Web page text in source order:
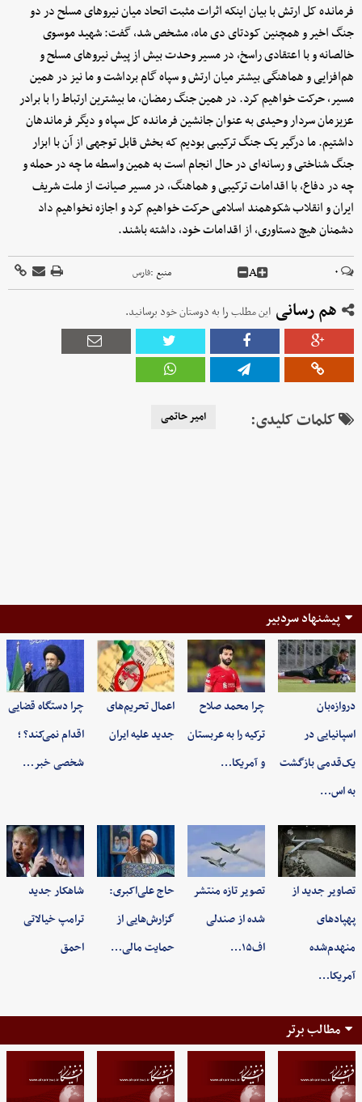
فرمانده کل ارتش با بیان اینکه اثرات مثبت اتحاد میان نیروهای مسلح در دو
جنگ اخیر و همچنین کودتای دی ماه، مشخص شد، گفت: شهید موسوی
خالصانه و با اعتقادی راسخ، در مسیر وحدت بیش از پیش نیروهای مسلح و
هم‌افزایی و هماهنگی بیشتر میان ارتش و سپاه گام برداشت و ما نیز در همین
مسیر، حرکت خواهیم کرد. در همین جنگ رمضان، ما بیشترین ارتباط را با برادر
عزیزمان سردار وحیدی به عنوان جانشین فرمانده کل سپاه و دیگر فرماندهان
داشتیم. ما درگیر یک جنگ ترکیبی بودیم که بخش قابل توجهی از آن با ابزار
جنگ شناختی و رسانه‌ای در حال انجام است به همین واسطه ما چه در حمله و
چه در دفاع، با اقدامات ترکیبی و هماهنگ، در مسیر صیانت از ملت شریف
ایران و انقلاب شکوهمند اسلامی حرکت خواهیم کرد و اجازه نخواهیم داد
دشمنان هیچ دستاوری، از اقدامات خود، داشته باشند.
۰ A منبع :فارس
هم رسانی این مطلب را به دوستان خود برسانید.
کلمات کلیدی: امیر حاتمی
پیشنهاد سردبیر
دروازه‌بان
اسپانیایی در
یک‌قدمی بازگشت
به اس…
چرا محمد صلاح
ترکیه را به عربستان
و آمریکا…
اعمال تحریم‌های
جدید علیه ایران
چرا دستگاه قضایی
اقدام نمی‌کند؟ ؛
شخصی خبر…
تصاویر جدید از
پهپادهای
منهدم‌شده
آمریکا…
تصویر تازه منتشر
شده از صندلی
اف۱۵…
حاج علی‌اکبری:
گزارش‌هایی از
حمایت مالی…
شاهکار جدید
ترامپ خیالاتی
احمق
مطالب برتر